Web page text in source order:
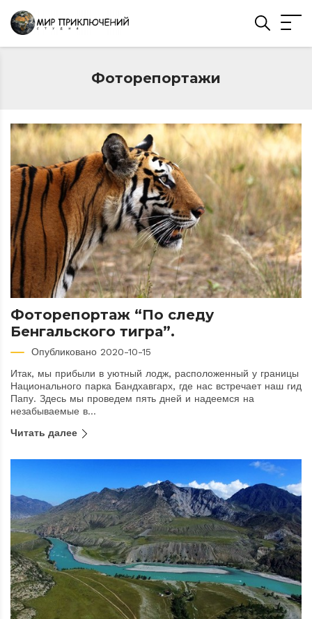
Фоторепортажи
Фоторепортаж “По следу
Бенгальского тигра”.
Опубликовано 2020-10-15
Итак, мы прибыли в уютный лодж, расположенный у границы
Национального парка Бандхавгарх, где нас встречает наш гид
Папу. Здесь мы проведем пять дней и надеемся на
незабываемые в...
Читать далее